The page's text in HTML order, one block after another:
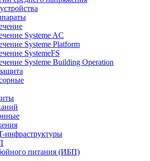
Systeme AC
Systeme Platform
SystemeFS
Systeme Building Operation
инфраструктуры
питания (ИБП)